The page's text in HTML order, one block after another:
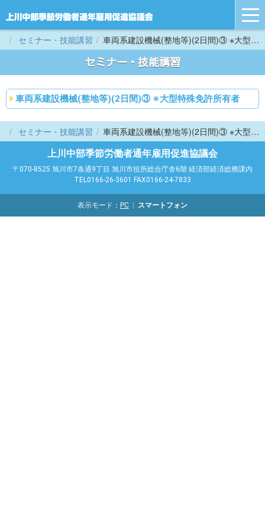
セミナー・技能講習 車両系建設機械(整地等)(2日間)③ ※大型特殊免許所有者
セミナー・技能講習
車両系建設機械(整地等)(2日間)③ ※大型特殊免許所有者
セミナー・技能講習 車両系建設機械(整地等)(2日間)③ ※大型特殊免許所有者
上川中部季節労働者通年雇用促進協議会
〒070-8525 旭川市7条通9丁目 旭川市役所総合庁舎6階 経済部経済総務課内
TEL0166-26-3601 FAX0166-24-7833
表示モード： PC スマートフォン